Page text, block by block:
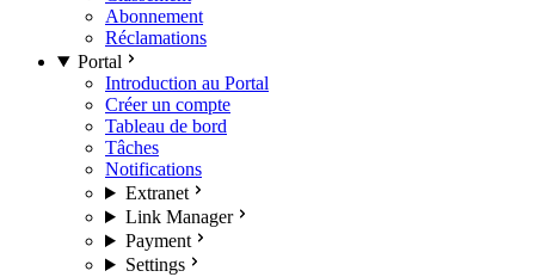
Abonnement
Réclamations
Portal
Introduction au Portal
Créer un compte
Tableau de bord
Tâches
Notifications
Extranet
Link Manager
Payment
Settings